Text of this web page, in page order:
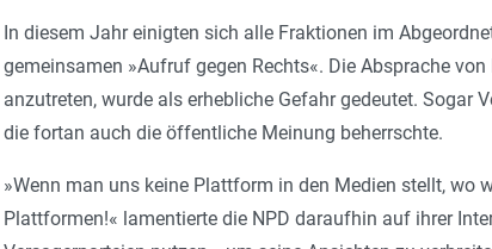
In diesem Jahr einigten sich alle Fraktionen im
gemeinsamen »Aufruf gegen Rechts«. Die Absprache
anzutreten, wurde als erhebliche Gefahr gedeutet. Sogar
die fortan auch die öffentliche Meinung beherrschte.
»Wenn man uns keine Plattform in den Medien stellt, wo
Plattformen!« lamentierte die NPD daraufhin auf ihrer